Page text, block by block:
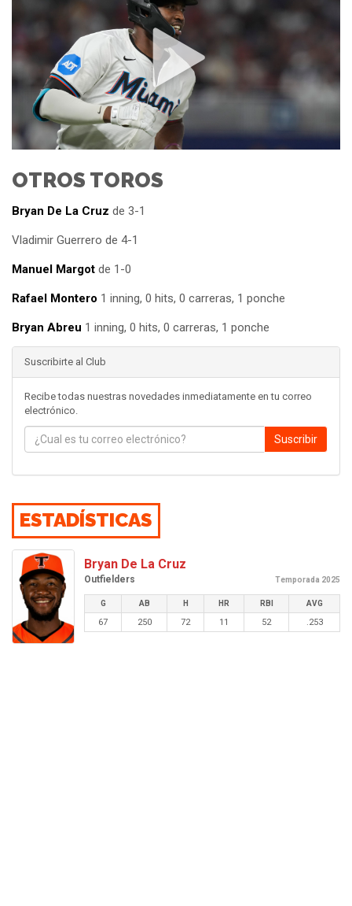
OTROS TOROS
Bryan De La Cruz de 3-1
Vladimir Guerrero de 4-1
Manuel Margot de 1-0
Rafael Montero 1 inning, 0 hits, 0 carreras, 1 ponche
Bryan Abreu 1 inning, 0 hits, 0 carreras, 1 ponche
Suscribirte al Club
Recibe todas nuestras novedades inmediatamente en tu correo
electrónico.
Suscribir
ESTADÍSTICAS
Bryan De La Cruz
Outfielders Temporada 2025
G AB H HR RBI AVG
67 250 72 11 52 .253